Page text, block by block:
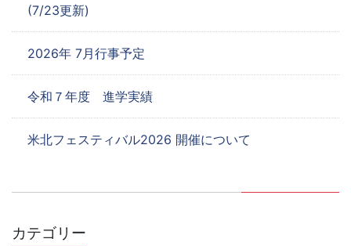
(7/23更新)
2026年 7月行事予定
令和７年度 進学実績
米北フェスティバル2026 開催について
カテゴリー